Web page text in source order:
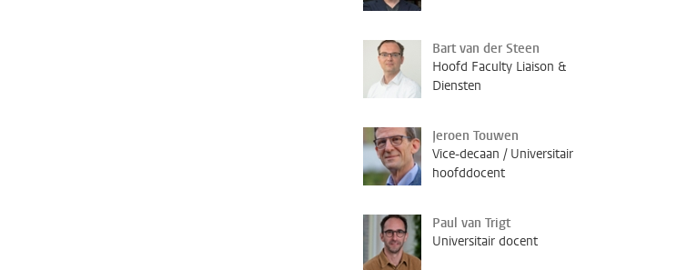
Bart van der Steen
Hoofd Faculty Liaison &
Diensten
Jeroen Touwen
Vice-decaan / Universitair
hoofddocent
Paul van Trigt
Universitair docent